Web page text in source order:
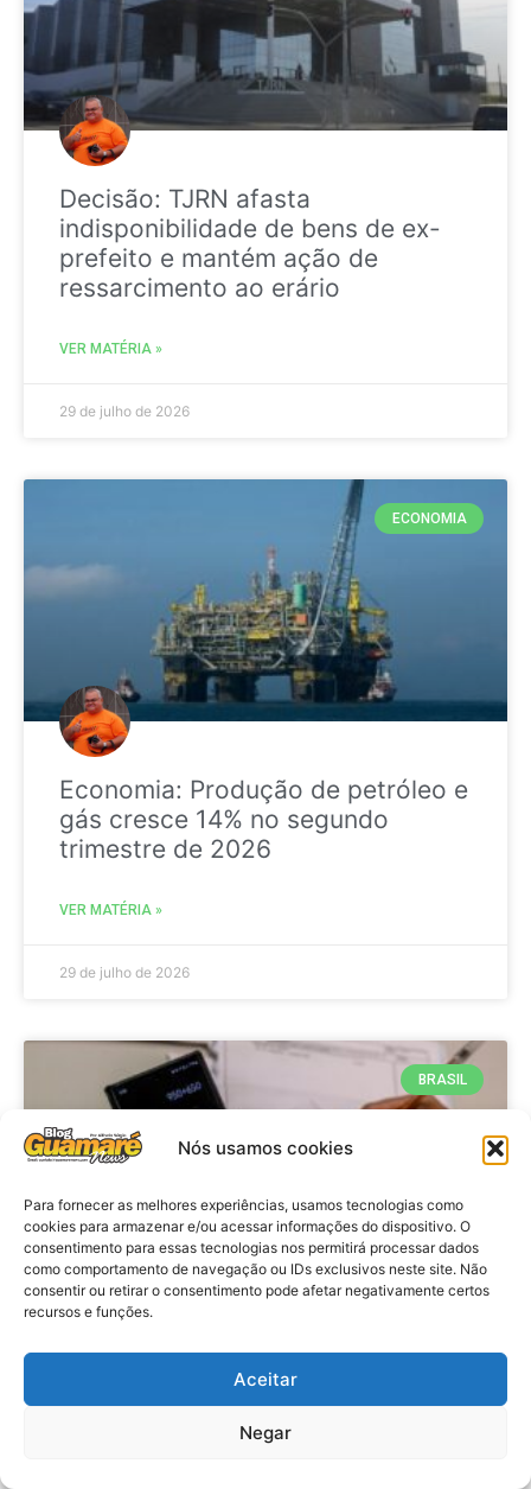
Nós usamos cookies
Para fornecer as melhores experiências, usamos tecnologias como
cookies para armazenar e/ou acessar informações do dispositivo. O
consentimento para essas tecnologias nos permitirá processar dados
como comportamento de navegação ou IDs exclusivos neste site. Não
consentir ou retirar o consentimento pode afetar negativamente certos
recursos e funções.
Aceitar
Negar
Decisão: TJRN afasta
indisponibilidade de bens de ex-
prefeito e mantém ação de
ressarcimento ao erário
VER MATÉRIA »
29 de julho de 2026
ECONOMIA
Economia: Produção de petróleo e
gás cresce 14% no segundo
trimestre de 2026
VER MATÉRIA »
29 de julho de 2026
BRASIL
Economia: Prazo de adesão ao
Programa Desenrola 2.0 é
prorrogado